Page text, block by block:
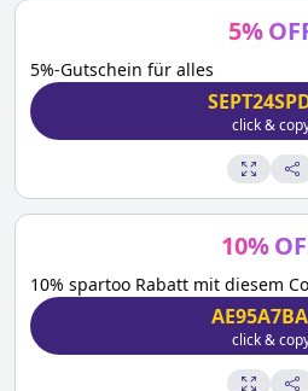
5%
5%-Gutschein für alles
click &
10%
10% spartoo Rabatt mit diesem
click &